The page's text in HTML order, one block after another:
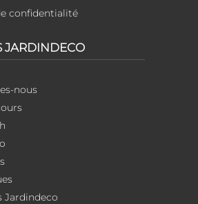
confidentialité
JARDINDECO
nous
Jardindeco